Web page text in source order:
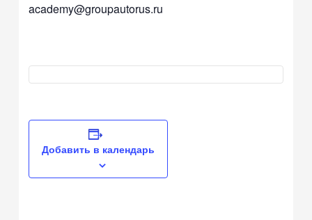
academy@groupautorus.ru
Добавить в календарь